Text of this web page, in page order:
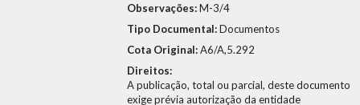
Observações:M-3/4
Tipo Documental:Documentos
Cota Original:A6/A,5.292
Direitos:
A publicação, total ou parcial, deste documento
exige prévia autorização da entidade